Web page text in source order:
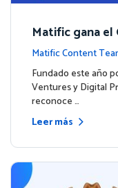
Matific gana
para la
Matific Content
entos
Fundado este año
Ventures y Digital
reconoce …
Leer más